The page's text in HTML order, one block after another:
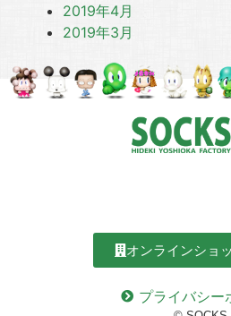
2019年4月
2019年3月
オンラインショ
プライバシー